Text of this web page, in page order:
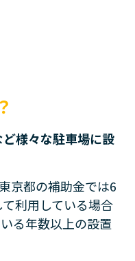
様々な駐車場に設
京都の補助金では6
利用している場合
る年数以上の設置